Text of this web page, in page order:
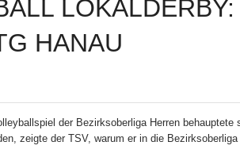
HANAU
der Bezirksoberliga Herren
zeigte der TSV, warum er in die